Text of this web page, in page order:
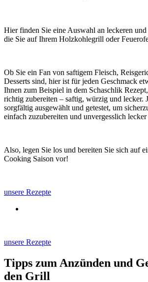
Hier finden Sie eine Auswahl an leckeren und
die Sie auf Ihrem Holzkohlegrill oder
Ob Sie ein Fan von saftigem Fleisch,
Desserts sind, hier ist für jeden Geschmack
Ihnen zum Beispiel in dem Schaschlik
richtig zubereiten – saftig, würzig und lecker.
sorgfältig ausgewählt und getestet, um
einfach zuzubereiten und unvergesslich lecker
Also, legen Sie los und bereiten Sie sich auf
Cooking Saison vor!
unsere Rezepte
unsere Rezepte
Tipps zum Anzünden und
den Grill